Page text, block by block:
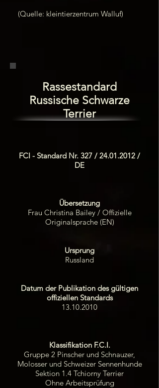
(Quelle: kleintierzentrum Walluf)
Rassestandard
Russische Schwarze
Terrier
FCI - Standard Nr. 327 / 24.01.2012 /
DE
Übersetzung
Frau Christina Bailey / Offizielle
Originalsprache (EN)
Ursprung
Russland
Datum der Publikation des gültigen
offiziellen Standards
13.10.2010
Klassifikation F.C.I.
Gruppe 2 Pinscher und Schnauzer,
Molosser und Schweizer Sennenhunde
Sektion 1.4 Tchiorny Terrier
Ohne Arbeitsprüfung